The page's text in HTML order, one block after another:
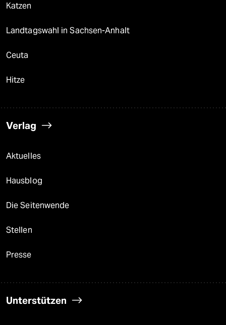
Katzen
Landtagswahl in Sachsen-Anhalt
Ceuta
Hitze
Verlag
Aktuelles
Hausblog
Die Seitenwende
Stellen
Presse
Unterstützen